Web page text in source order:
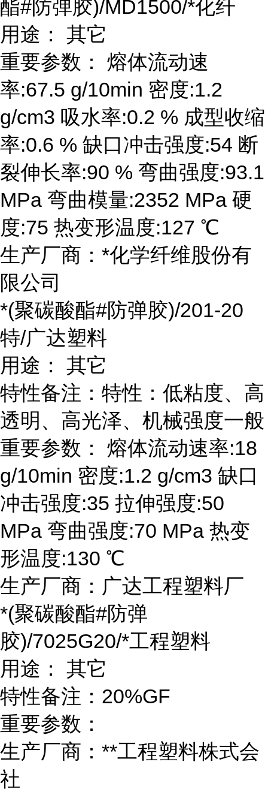
酯#防弹胶)/MD1500/*化纤
用途： 其它
重要参数： 熔体流动速
率:67.5 g/10min 密度:1.2
g/cm3 吸水率:0.2 % 成型收缩
率:0.6 % 缺口冲击强度:54 断
裂伸长率:90 % 弯曲强度:93.1
MPa 弯曲模量:2352 MPa 硬
度:75 热变形温度:127 ℃
生产厂商：*化学纤维股份有
限公司
*(聚碳酸酯#防弹胶)/201-20
特/广达塑料
用途： 其它
特性备注：特性：低粘度、高
透明、高光泽、机械强度一般
重要参数： 熔体流动速率:18
g/10min 密度:1.2 g/cm3 缺口
冲击强度:35 拉伸强度:50
MPa 弯曲强度:70 MPa 热变
形温度:130 ℃
生产厂商：广达工程塑料厂
*(聚碳酸酯#防弹
胶)/7025G20/*工程塑料
用途： 其它
特性备注：20%GF
重要参数：
生产厂商：**工程塑料株式会
社